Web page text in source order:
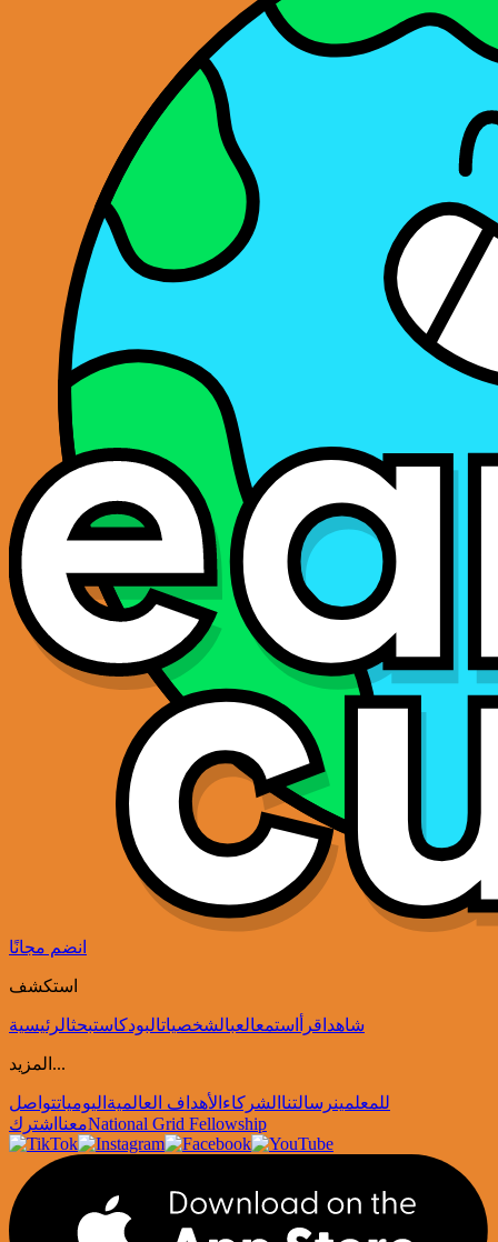
انضم مجانًا
استكشف
شاهد اقرأ استمعالعبالشخصياتالبودكاستبحثالرئيسية
المزيد...
للمعلمينرسالتنا الشركاء الأهداف العالمية اليومياتتواصل
معنا اشترك National Grid Fellowship